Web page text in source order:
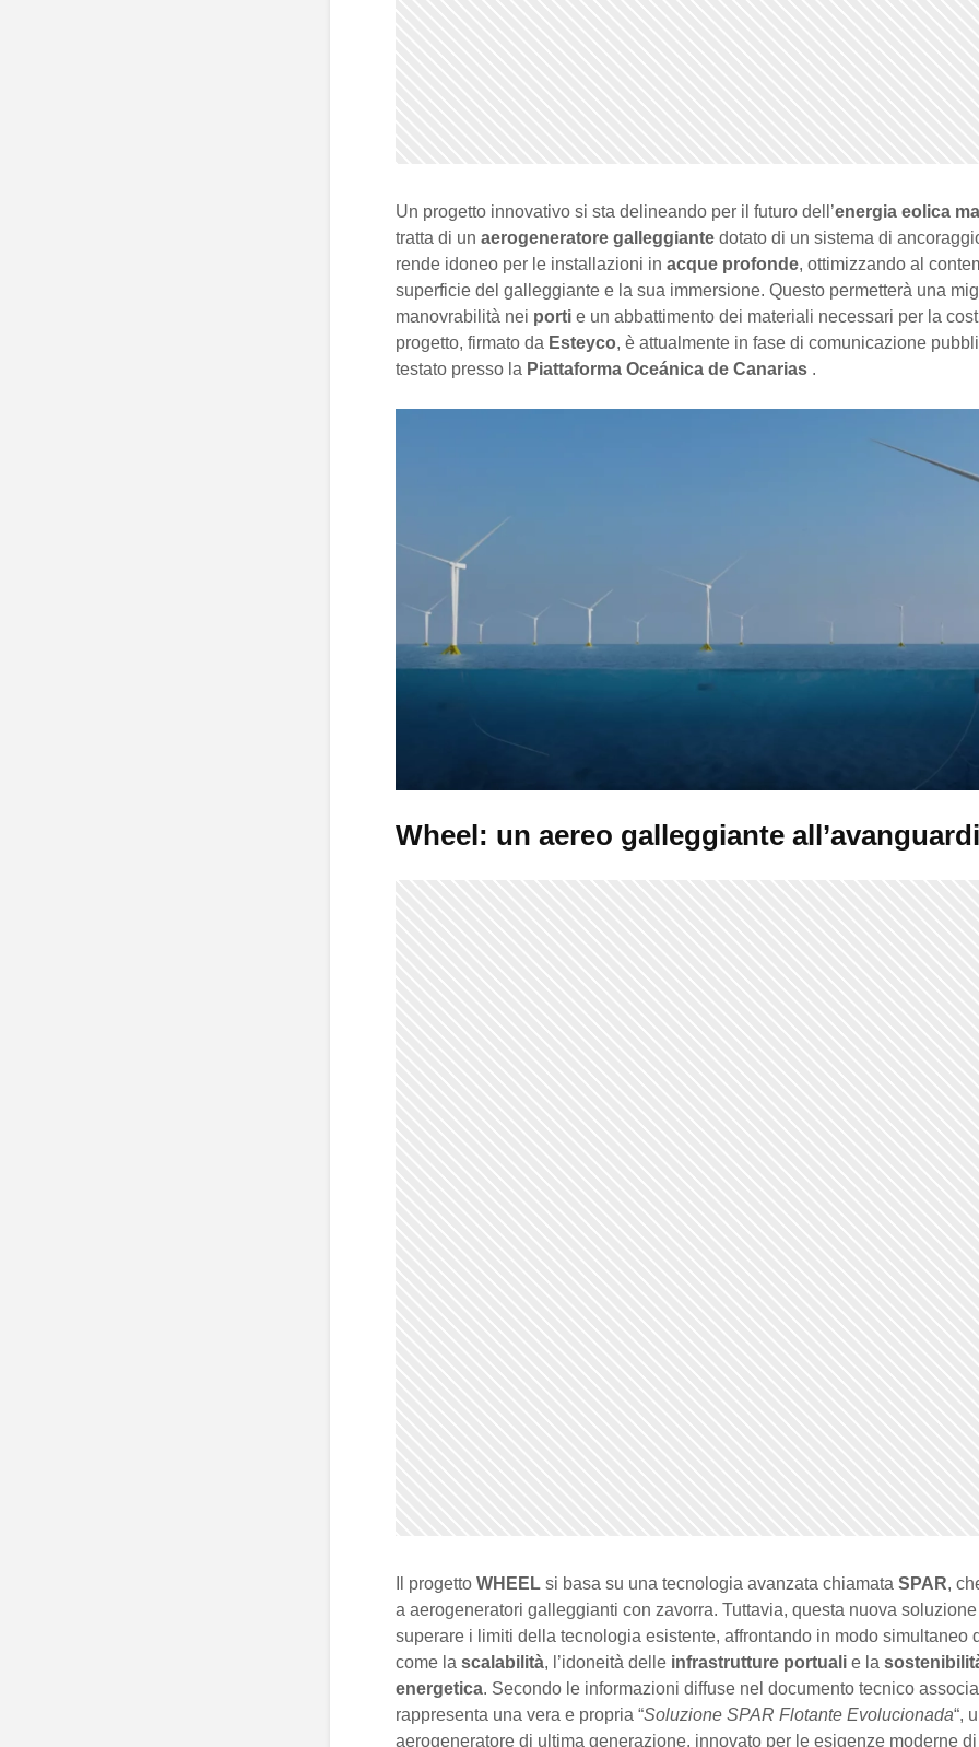
Un progetto innovativo si sta delineando per il futuro dell’energia eolica
tratta di un aerogeneratore galleggiante dotato di un sistema di
rende idoneo per le installazioni in acque profonde, ottimizzando al
superficie del galleggiante e la sua immersione. Questo permetterà una
manovrabilità nei porti e un abbattimento dei materiali necessari per la
progetto, firmato da Esteyco, è attualmente in fase di comunicazione
testato presso la Piattaforma Oceánica de Canarias .
Wheel: un aereo galleggiante
Il progetto WHEEL si basa su una tecnologia avanzata chiamata SPAR,
a aerogeneratori galleggianti con zavorra. Tuttavia, questa nuova
superare i limiti della tecnologia esistente, affrontando in modo simultaneo
come la scalabilità, l’idoneità delle infrastrutture portuali e la
energetica. Secondo le informazioni diffuse nel documento tecnico
rappresenta una vera e propria “Soluzione SPAR Flotante Evolucionada“,
aerogeneratore di ultima generazione, innovato per le esigenze moderne